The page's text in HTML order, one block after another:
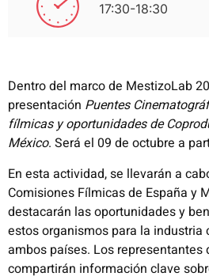
17:30-18:30
Dentro del marco de MestizoLab
presentación Puentes
fílmicas y oportunidades de
México. Será el 09 de octubre a
En esta actividad, se llevarán a
Comisiones Fílmicas de España y
destacarán las oportunidades y
estos organismos para la industria
ambos países. Los representantes
compartirán información clave